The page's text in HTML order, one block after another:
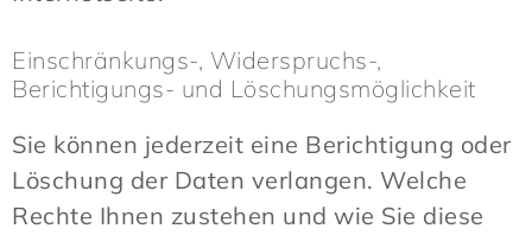
Einschränkungs-, Widerspruchs-,
Berichtigungs- und Löschungsmöglichkeit
Sie können jederzeit eine Berichtigung oder
Löschung der Daten verlangen. Welche
Rechte Ihnen zustehen und wie Sie diese